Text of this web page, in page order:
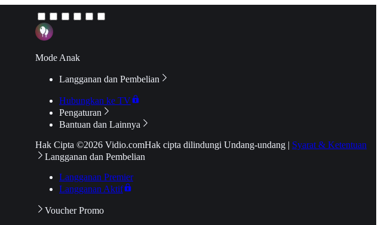
Mode Anak
Langganan dan Pembelian
Hubungkan ke TV
Pengaturan
Bantuan dan Lainnya
Hak Cipta ©2026 Vidio.comHak cipta dilindungi Undang-undang | Syarat & Ketentuan
Langganan dan Pembelian
Langganan Premier
Langganan Aktif
Voucher Promo